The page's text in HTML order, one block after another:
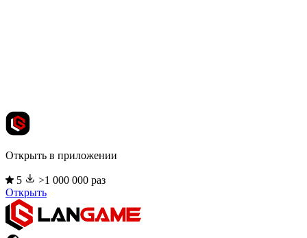
Открыть в приложении
5
>1 000 000 раз
Открыть